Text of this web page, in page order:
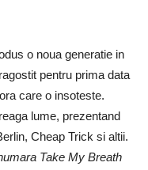
o noua generatie in
pentru prima data
care o insoteste.
lume, prezentand
Cheap Trick si altii.
Take My Breath